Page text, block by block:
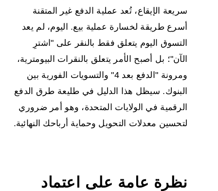
سريعة الإيقاع، تُعد عملية الدفع غير المتقنة
أسرع طريقة لخسارة عملية بيع. اليوم، لم يعد
التسوق اليوم يتعلق فقط بالنقر على "اشترِ
الآن"؛ بل أصبح الأمر يتعلق بالنقرات البيومترية،
ومرونة "الدفع بعد 4" والتسويات الفورية بين
البنوك. سيظل هذا الدليل في طليعة طرق الدفع
الرقمية في الولايات المتحدة، وهو أمر ضروري
لتحسين معدلات التحويل وحماية أرباحك النهائية.
نظرة عامة على اعتماد